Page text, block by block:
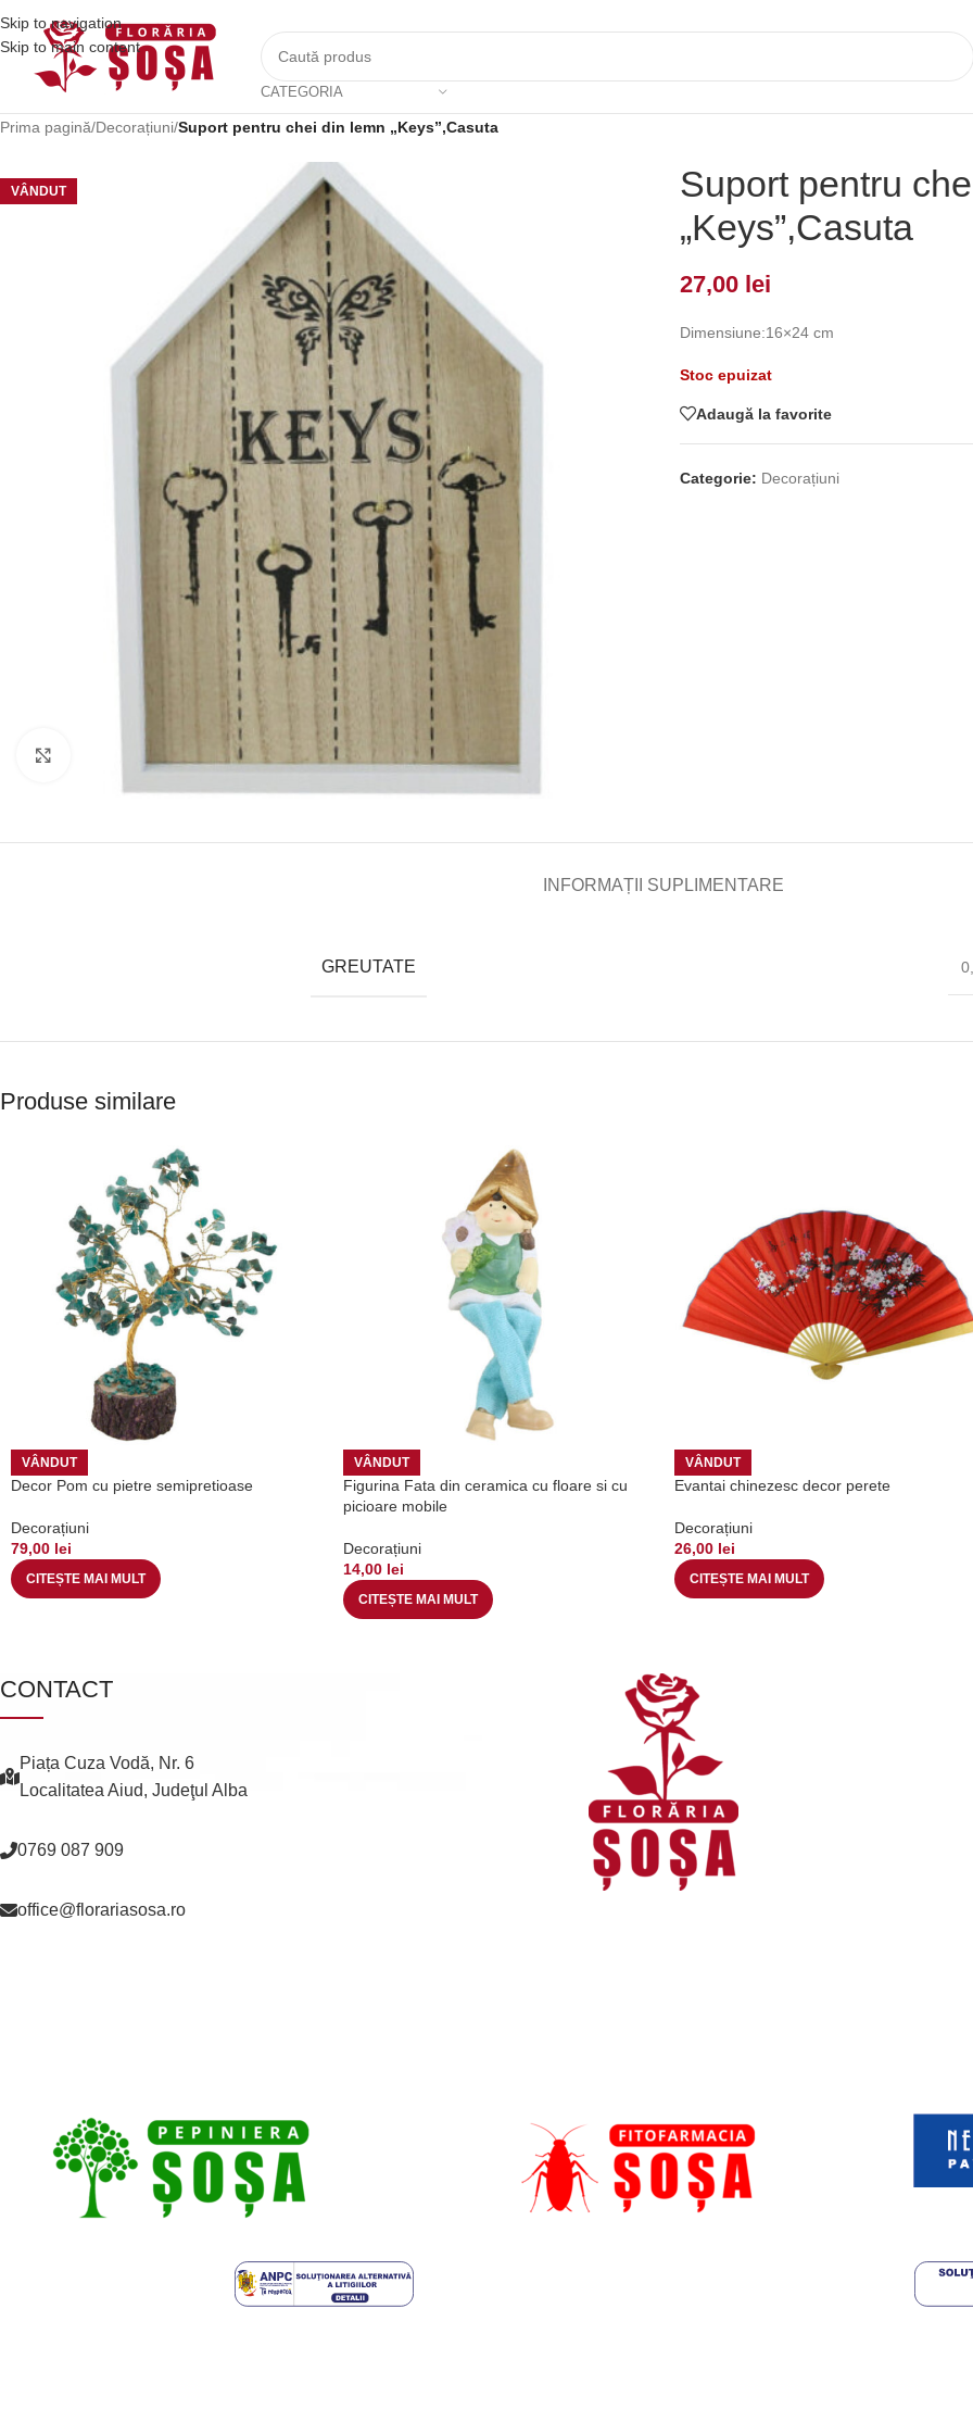
Skip to navigation
Skip to main content
CATEGORIA
Prima pagină/Decorațiuni/Suport pentru chei din lemn „Keys”,Casuta
VÂNDUT
Suport pentru
„Keys”,Casuta
27,00 lei
Dimensiune:16×24 cm
Stoc epuizat
Adaugă la favorite
Categorie: Decorațiuni
INFORMAȚII SUPLIMENTARE
GREUTATE
Produse similare
VÂNDUT
Decor Pom cu pietre semipretioase
Decorațiuni
79,00 lei
CITEȘTE MAI MULT
VÂNDUT
Figurina Fata din ceramica cu floare si cu
picioare mobile
Decorațiuni
14,00 lei
CITEȘTE MAI MULT
VÂNDUT
Evantai chinezesc decor perete
Decorațiuni
26,00 lei
CITEȘTE MAI MULT
CONTACT
Piața Cuza Vodă, Nr. 6
Localitatea Aiud, Judeţul Alba
0769 087 909
office@florariasosa.ro